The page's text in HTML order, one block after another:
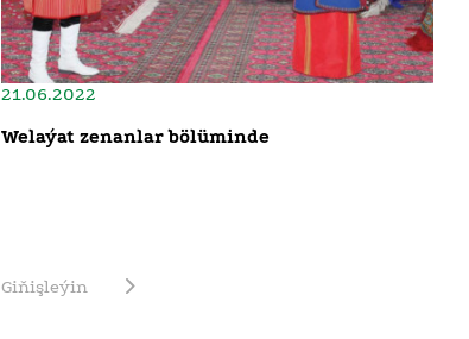
21.06.2022
Welaýat zenanlar bölüminde
Giňişleýin